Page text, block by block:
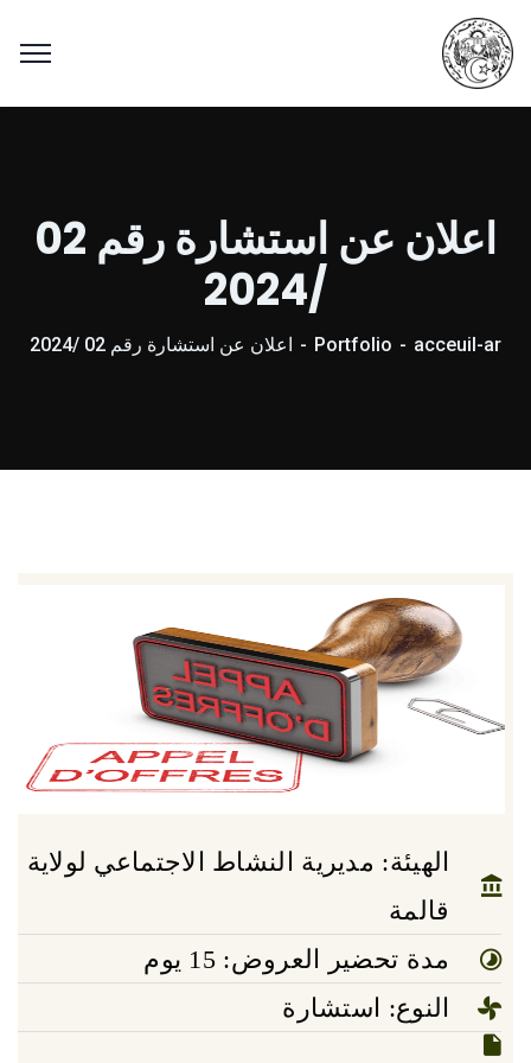
اعلان عن استشارة رقم 02
/2024
acceuil-ar
Portfolio اعلان عن استشارة رقم 02 /2024
الهيئة: مديرية النشاط الاجتماعي لولاية
قالمة
مدة تحضير العروض: 15 يوم
النوع: استشارة